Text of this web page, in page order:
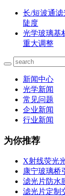
长/短波通
陡度
光学玻璃基
重大调整
新闻中心
光学新闻
常见问题
企业新闻
行业新闻
为你推荐
X射线荧光
康宁玻璃桥
滤光片防水
滤光片定制